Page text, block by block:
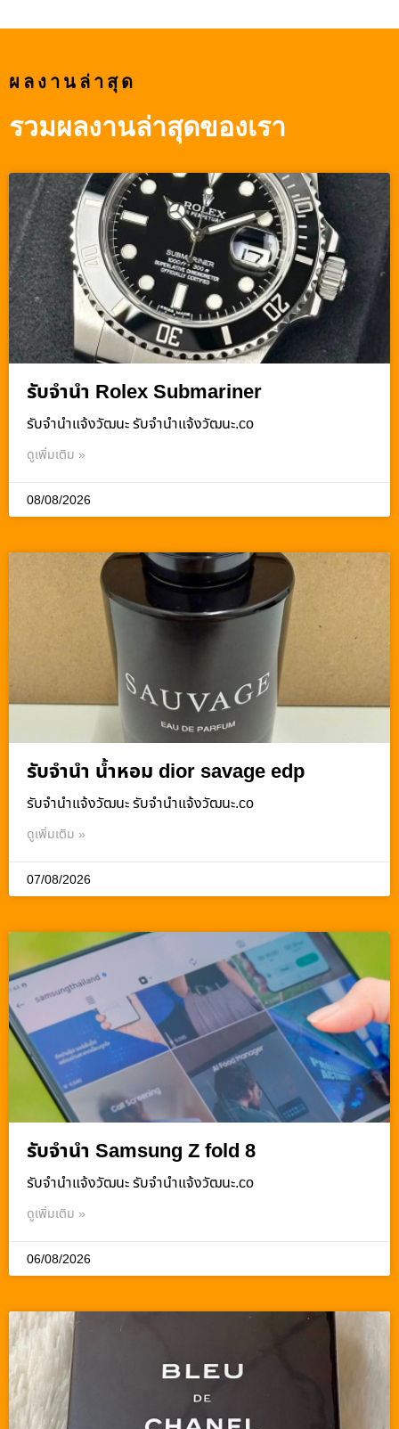
ผลงานล่าสุด
รวมผลงานล่าสุดของเรา
รับจำนำ Rolex Submariner
รับจํานําแจ้งวัฒนะ รับจํานําแจ้งวัฒนะ.co
ดูเพิ่มเติม »
08/08/2026
รับจำนำ น้ำหอม dior savage edp
รับจํานําแจ้งวัฒนะ รับจํานําแจ้งวัฒนะ.co
ดูเพิ่มเติม »
07/08/2026
รับจำนำ Samsung Z fold 8
รับจํานําแจ้งวัฒนะ รับจํานําแจ้งวัฒนะ.co
ดูเพิ่มเติม »
06/08/2026